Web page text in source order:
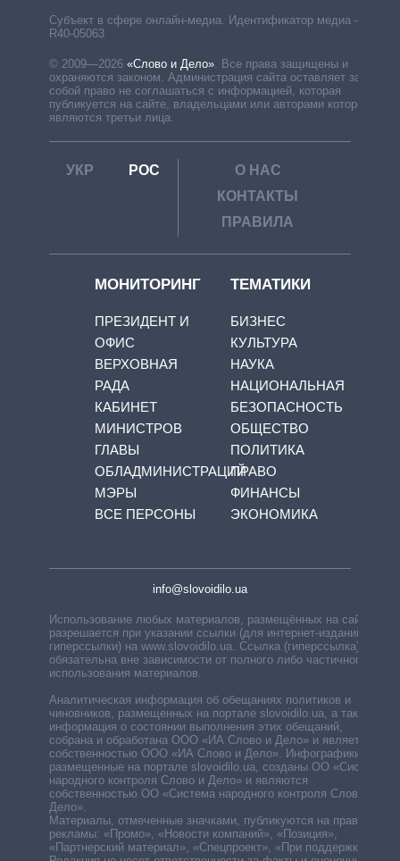
Субъект в сфере онлайн-медиа. Идентификатор медиа –
R40-05063
© 2009—2026 «Слово и Дело»
Все права защищены и
охраняются законом. Администрация сайта оставляет за
собой право не соглашаться с информацией, которая
публикуется на сайте, владельцами или авторами которой
являются третьи лица.
УКР РОС
О НАС
КОНТАКТЫ
ПРАВИЛА
МОНИТОРИНГ
ПРЕЗИДЕНТ И
ОФИС
ВЕРХОВНАЯ
РАДА
КАБИНЕТ
МИНИСТРОВ
ГЛАВЫ
ОБЛАДМИНИСТРАЦИЙ
МЭРЫ
ВСЕ ПЕРСОНЫ
ТЕМАТИКИ
БИЗНЕС
КУЛЬТУРА
НАУКА
НАЦИОНАЛЬНАЯ
БЕЗОПАСНОСТЬ
ОБЩЕСТВО
ПОЛИТИКА
ПРАВО
ФИНАНСЫ
ЭКОНОМИКА
info@slovoidilo.ua
Использование любых материалов, размещённых на сайте,
разрешается при указании ссылки (для интернет-изданий —
гиперссылки) на www.slovoidilo.ua. Ссылка (гиперссылка)
обязательна вне зависимости от полного либо частичного
использования материалов.
Аналитическая информация об обещаниях политиков и
чиновников, размещенных на портале slovoidilo.ua, а также
информация о состоянии выполнения этих обещаний,
собрана и обработана ООО «ИА Слово и Дело» и является
собственностью ООО «ИА Слово и Дело». Инфографики,
размещенные на портале slovoidilo.ua, созданы ОО «Система
народного контроля Слово и Дело» и являются
собственностью ОО «Система народного контроля Слово и
Дело».
Материалы, отмеченные значками, публикуются на правах
рекламы: «Промо», «Новости компаний», «Позиция»,
«Партнерский материал», «Спецпроект», «При поддержке».